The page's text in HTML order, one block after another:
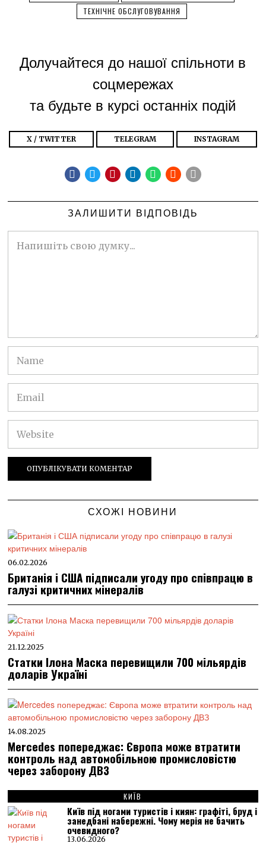
ТЕХНІЧНЕ ОБСЛУГОВУВАННЯ
Долучайтеся до нашої спільноти в
соцмережах
та будьте в курсі останніх подій
X / TWITTER TELEGRAM INSTAGRAM
ЗАЛИШИТИ ВІДПОВІДЬ
СХОЖІ НОВИНИ
06.02.2026
Британія і США підписали угоду про співпрацю в
галузі критичних мінералів
21.12.2025
Статки Ілона Маска перевищили 700 мільярдів
доларів Україні
14.08.2025
Mercedes попереджає: Європа може втратити
контроль над автомобільною промисловістю
через заборону ДВЗ
КИЇВ
Київ під ногами туристів і киян: графіті, бруд і
занедбані набережні. Чому мерія не бачить
очевидного?
13.06.2026